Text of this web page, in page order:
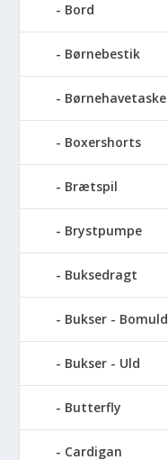
Bord
Børnebestik
Børnehavetaske
Boxershorts
Brætspil
Brystpumpe
Buksedragt
Bukser - Bomuld
Bukser - Uld
Butterfly
Cardigan